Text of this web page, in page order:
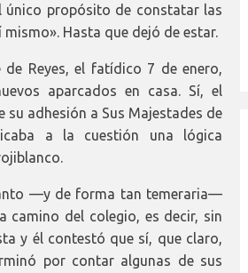
único propósito de constatar las
Hasta que dejó de estar.
Reyes, el fatídico 7 de enero,
aparcados en casa. Sí, el
su adhesión a Sus Majestades de
a la cuestión una lógica
—y de forma tan temeraria—
camino del colegio, es decir, sin
y él contestó que sí, que claro,
por contar algunas de sus